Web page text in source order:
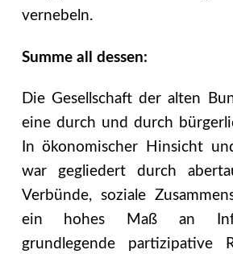
vernebeln.
Summe all dessen:
Die Gesellschaft der alten
eine durch und durch
In ökonomischer Hinsicht
war gegliedert durch
Verbünde, soziale
ein hohes Maß an
grundlegende partizipative